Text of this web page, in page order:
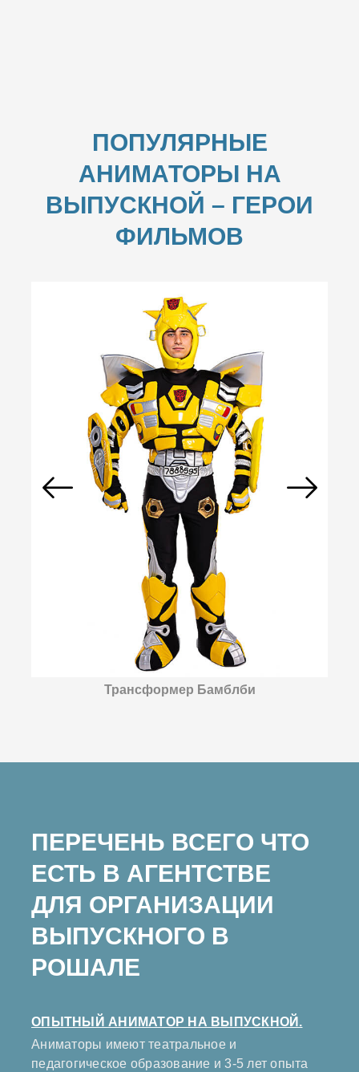
ПОПУЛЯРНЫЕ
АНИМАТОРЫ НА
ВЫПУСКНОЙ – ГЕРОИ
ФИЛЬМОВ
Трансформер Бамблби
ПЕРЕЧЕНЬ ВСЕГО ЧТО
ЕСТЬ В АГЕНТСТВЕ
ДЛЯ ОРГАНИЗАЦИИ
ВЫПУСКНОГО В
РОШАЛЕ
ОПЫТНЫЙ АНИМАТОР НА ВЫПУСКНОЙ.
Аниматоры имеют театральное и
педагогическое образование и 3-5 лет опыта